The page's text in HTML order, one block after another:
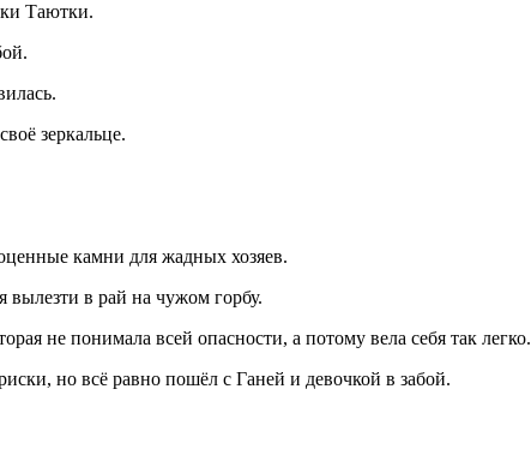
Таютки.
зеркальце.
камни для жадных хозяев.
вылезти в рай на чужом горбу.
не понимала всей опасности, а потому вела себя так легко.
но всё равно пошёл с Ганей и девочкой в забой.